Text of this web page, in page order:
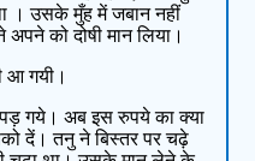
। उसके मुँह में जबान नहीं
को दोषी मान लिया।
आ गयी।
गये। अब इस रुपये का क्या
दें। तनु ने बिस्तर पर चढ़े